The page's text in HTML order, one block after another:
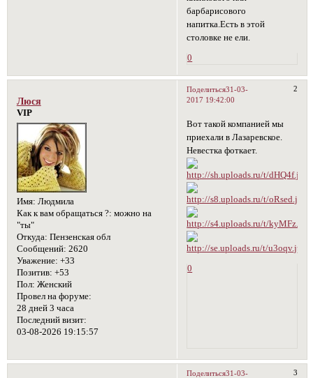
барбарисового
напитка.Есть в этой
столовке не ели.
0
Поделиться 2
31-03-
2017 19:42:00
Люся
VIP
Имя: Людмила
Как к вам обращаться ?: можно на
"ты"
Откуда: Пензенская обл
Сообщений: 2620
Уважение: +33
Позитив: +53
Пол: Женский
Провел на форуме:
28 дней 3 часа
Последний визит:
03-08-2026 19:15:57
Вот такой компанией мы
приехали в Лазаревское.
Невестка фоткает.
0
Поделиться 3
31-03-